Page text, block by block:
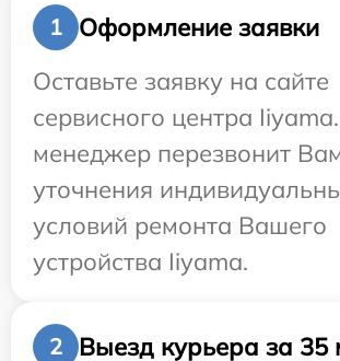
1
Оформление заявки
Оставьте заявку на сайте
сервисного центра
менеджер перезвонит
уточнения
условий ремонта Вашего
устройства Iiyama.
2
Выезд курьера за 35